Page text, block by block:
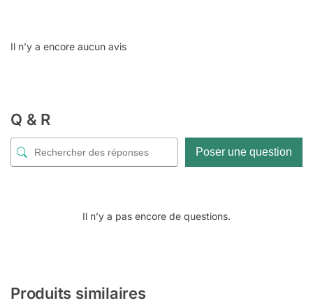
Il n’y a encore aucun avis
Q & R
Poser une question
Il n’y a pas encore de questions.
Produits similaires